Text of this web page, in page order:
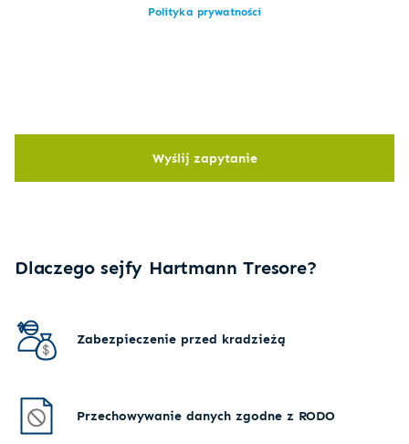
Polityka prywatności
Wyślij zapytanie
Dlaczego sejfy Hartmann Tresore?
Zabezpieczenie przed kradzieżą
Przechowywanie danych zgodne z RODO